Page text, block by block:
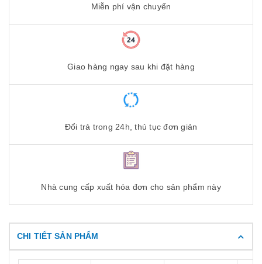
Miễn phí vận chuyển
Giao hàng ngay sau khi đặt hàng
Đổi trả trong 24h, thủ tục đơn giản
Nhà cung cấp xuất hóa đơn cho sản phẩm này
CHI TIẾT SẢN PHẨM